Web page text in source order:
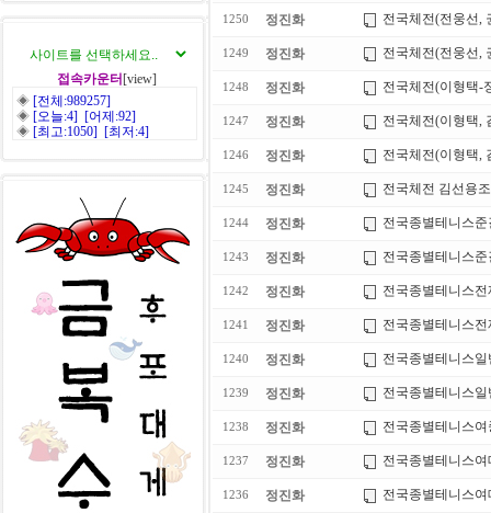
접속카운터 [view]
◈ [전체:989257]
◈ [오늘:4] [어제:92]
◈ [최고:1050] [최저:4]
1250 정진화 전국체전(전웅선,
1249 정진화 전국체전(전웅선,
1248 정진화 전국체전(이형택-
1247 정진화 전국체전(이형택,
1246 정진화 전국체전(이형택,
1245 정진화 전국체전 김선용
1244 정진화 전국종별테니스
1243 정진화 전국종별테니스
1242 정진화 전국종별테니스
1241 정진화 전국종별테니스
1240 정진화 전국종별테니스
1239 정진화 전국종별테니스
1238 정진화 전국종별테니스
1237 정진화 전국종별테니스
1236 정진화 전국종별테니스